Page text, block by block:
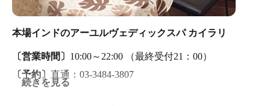
サイズダウンしたい方、部分痩せしたい方、冷えやむく
の身体も整えるダイエットコース。
リラクゼーション効果が高く、痛みがないのでゆったり
本場インドのアーユルヴェディックスパ カイラリ
〔営業時間〕 10:00～22:00 （最終受付21：00）
〔予約〕 直通：03‐3484‐3807
続きを見る